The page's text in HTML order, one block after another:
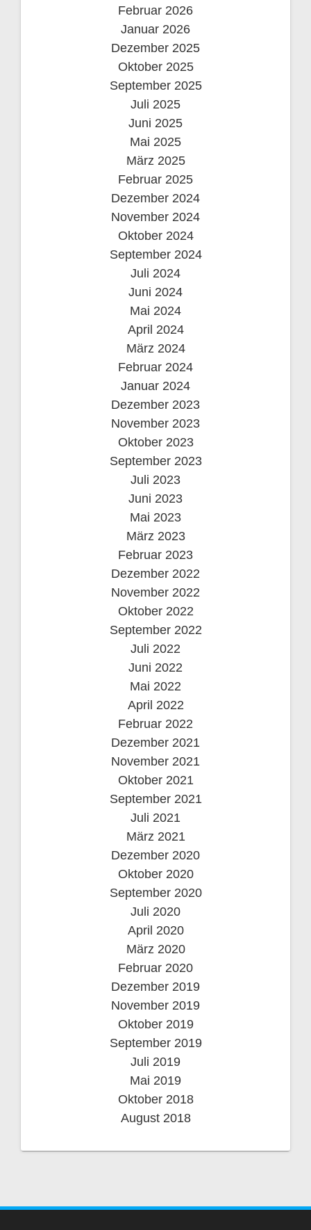
Februar 2026
Januar 2026
Dezember 2025
Oktober 2025
September 2025
Juli 2025
Juni 2025
Mai 2025
März 2025
Februar 2025
Dezember 2024
November 2024
Oktober 2024
September 2024
Juli 2024
Juni 2024
Mai 2024
April 2024
März 2024
Februar 2024
Januar 2024
Dezember 2023
November 2023
Oktober 2023
September 2023
Juli 2023
Juni 2023
Mai 2023
März 2023
Februar 2023
Dezember 2022
November 2022
Oktober 2022
September 2022
Juli 2022
Juni 2022
Mai 2022
April 2022
Februar 2022
Dezember 2021
November 2021
Oktober 2021
September 2021
Juli 2021
März 2021
Dezember 2020
Oktober 2020
September 2020
Juli 2020
April 2020
März 2020
Februar 2020
Dezember 2019
November 2019
Oktober 2019
September 2019
Juli 2019
Mai 2019
Oktober 2018
August 2018